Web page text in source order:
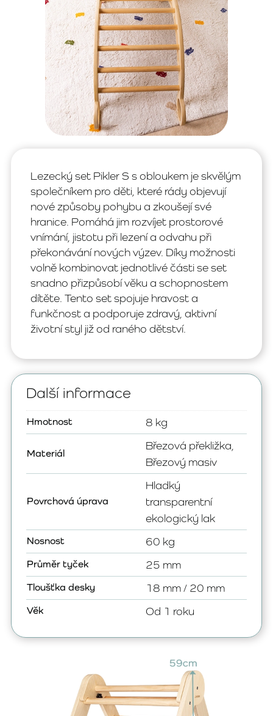
Lezecký set Pikler S s obloukem je skvělým
společníkem pro děti, které rády objevují
nové způsoby pohybu a zkoušejí své
hranice. Pomáhá jim rozvíjet prostorové
vnímání, jistotu při lezení a odvahu při
překonávání nových výzev. Díky možnosti
volně kombinovat jednotlivé části se set
snadno přizpůsobí věku a schopnostem
dítěte. Tento set spojuje hravost a
funkčnost a podporuje zdravý, aktivní
životní styl již od raného dětství.
Další informace
Hmotnost 8 kg
Materiál
Březová překližka,
Březový masiv
Povrchová úprava
Hladký
transparentní
ekologický lak
Nosnost 60 kg
Průměr tyček 25 mm
Tloušťka desky 18 mm / 20 mm
Věk Od 1 roku